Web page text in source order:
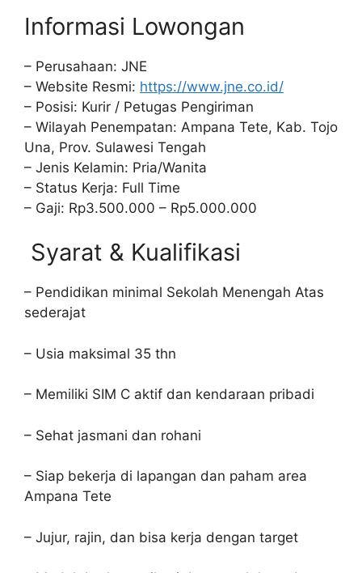
Informasi Lowongan
– Perusahaan: JNE
– Website Resmi: https://www.jne.co.id/
– Posisi: Kurir / Petugas Pengiriman
– Wilayah Penempatan: Ampana Tete, Kab. Tojo
Una, Prov. Sulawesi Tengah
– Jenis Kelamin: Pria/Wanita
– Status Kerja: Full Time
– Gaji: Rp3.500.000 – Rp5.000.000
Syarat & Kualifikasi
– Pendidikan minimal Sekolah Menengah Atas
sederajat
– Usia maksimal 35 thn
– Memiliki SIM C aktif dan kendaraan pribadi
– Sehat jasmani dan rohani
– Siap bekerja di lapangan dan paham area
Ampana Tete
– Jujur, rajin, dan bisa kerja dengan target